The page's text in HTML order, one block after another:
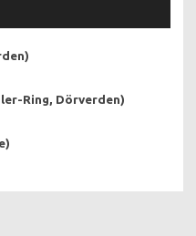
Ring, Dörverden)